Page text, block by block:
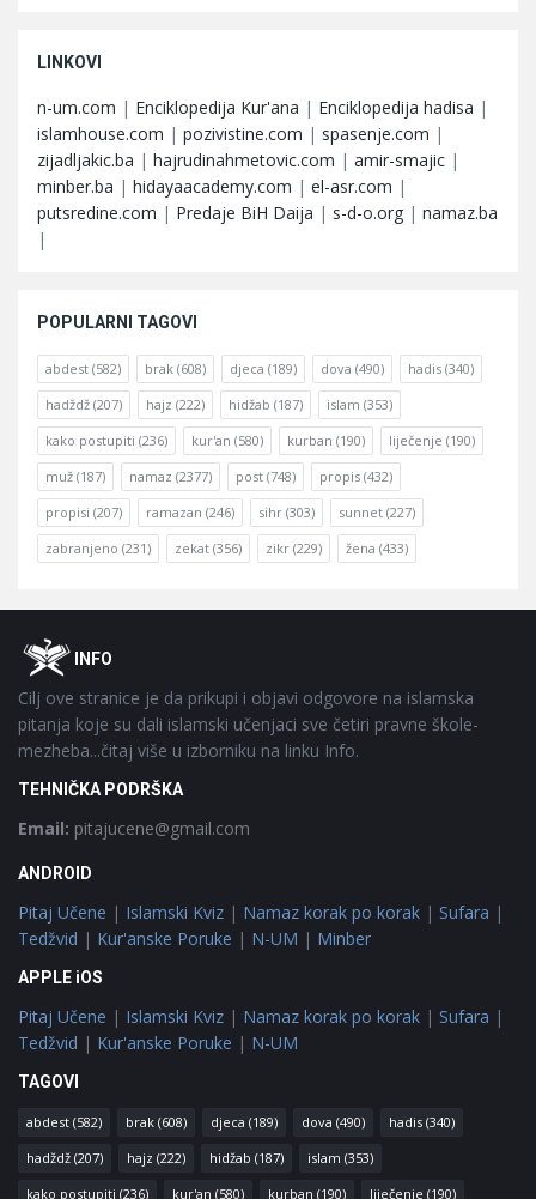
LINKOVI
n-um.com | Enciklopedija Kur'ana | Enciklopedija hadisa |
islamhouse.com | pozivistine.com | spasenje.com |
zijadljakic.ba | hajrudinahmetovic.com | amir-smajic |
minber.ba | hidayaacademy.com | el-asr.com |
putsredine.com | Predaje BiH Daija | s-d-o.org | namaz.ba
|
POPULARNI TAGOVI
abdest (582) brak (608) djeca (189) dova (490) hadis (340)
hadždž (207) hajz (222) hidžab (187) islam (353)
kako postupiti (236) kur'an (580) kurban (190) liječenje (190)
muž (187) namaz (2377) post (748) propis (432)
propisi (207) ramazan (246) sihr (303) sunnet (227)
zabranjeno (231) zekat (356) zikr (229) žena (433)
FooterOINFO
Cilj ove stranice je da prikupi i objavi odgovore na islamska
pitanja koje su dali islamski učenjaci sve četiri pravne škole-
mezheba...čitaj više u izborniku na linku Info.
TEHNIČKA PODRŠKA
Email: pitajucene@gmail.com
ANDROID
Pitaj Učene | Islamski Kviz | Namaz korak po korak | Sufara |
Tedžvid | Kur'anske Poruke | N-UM | Minber
APPLE iOS
Pitaj Učene | Islamski Kviz | Namaz korak po korak | Sufara |
Tedžvid | Kur'anske Poruke | N-UM
TAGOVI
abdest (582) brak (608) djeca (189) dova (490) hadis (340)
hadždž (207) hajz (222) hidžab (187) islam (353)
kako postupiti (236) kur'an (580) kurban (190) liječenje (190)